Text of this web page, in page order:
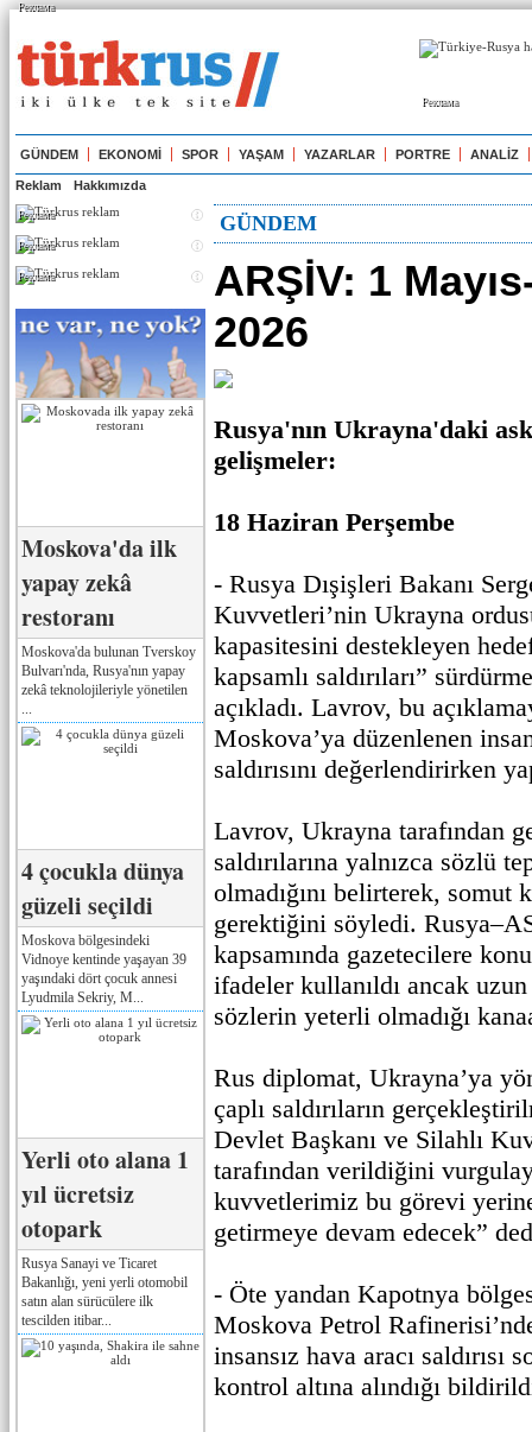
Реклама
Реклама
GÜNDEM EKONOMİ SPOR YAŞAM YAZARLAR PORTRE ANALİZ
Reklam Hakkımızda
Реклама
Реклама
Реклама
Moskova'da ilk
yapay zekâ
restoranı
Moskova'da bulunan Tverskoy
Bulvarı'nda, Rusya'nın yapay
zekâ teknolojileriyle yönetilen
4 çocukla dünya
güzeli seçildi
Moskova bölgesindeki
Vidnoye kentinde yaşayan 39
yaşındaki dört çocuk annesi
Lyudmila Sekriy, M...
Yerli oto alana 1
yıl ücretsiz
otopark
Rusya Sanayi ve Ticaret
Bakanlığı, yeni yerli otomobil
satın alan sürücülere ilk
tescilden itibar...
GÜNDEM
ARŞİV: 1
2026
Rusya'nın Ukrayna'daki
gelişmeler:
18 Haziran Perşembe
- Rusya Dışişleri Bakanı
Kuvvetleri’nin Ukrayna
kapasitesini destekleyen
kapsamlı saldırıları”
açıkladı. Lavrov, bu
Moskova’ya düzenlenen
saldırısını değerlendirirken
Lavrov, Ukrayna tarafından
saldırılarına yalnızca sözlü
olmadığını belirterek, somut
gerektiğini söyledi.
kapsamında gazetecilere
ifadeler kullanıldı ancak uzun
sözlerin yeterli olmadığı
Rus diplomat, Ukrayna’ya
çaplı saldırıların
Devlet Başkanı ve Silahlı
tarafından verildiğini
kuvvetlerimiz bu görevi
getirmeye devam edecek”
- Öte yandan Kapotnya
Moskova Petrol
insansız hava aracı saldırısı
kontrol altına alındığı